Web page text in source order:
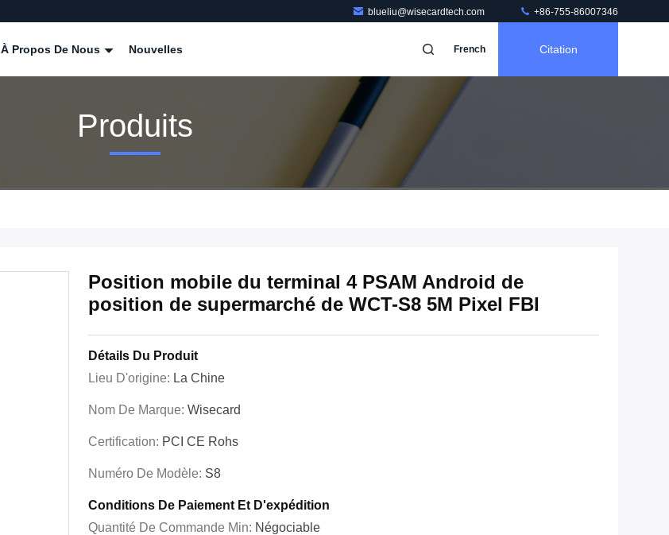
blueliu@wisecardtech.com +86-755-86007346
À Propos De Nous Nouvelles French Citation
Produits
Position mobile du terminal 4 PSAM Android de
position de supermarché de WCT-S8 5M Pixel FBI
Détails Du Produit
Lieu D'origine: La Chine
Nom De Marque: Wisecard
Certification: PCI CE Rohs
Numéro De Modèle: S8
Conditions De Paiement Et D'expédition
Quantité De Commande Min: Négociable